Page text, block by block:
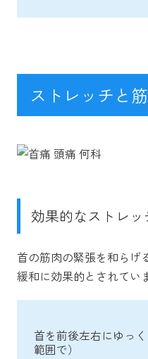
ストレッチと
効果的なストレッ
首の筋肉の緊張を和らげ
緩和に効果的とされてい
首を前後左右にゆっ
範囲で）